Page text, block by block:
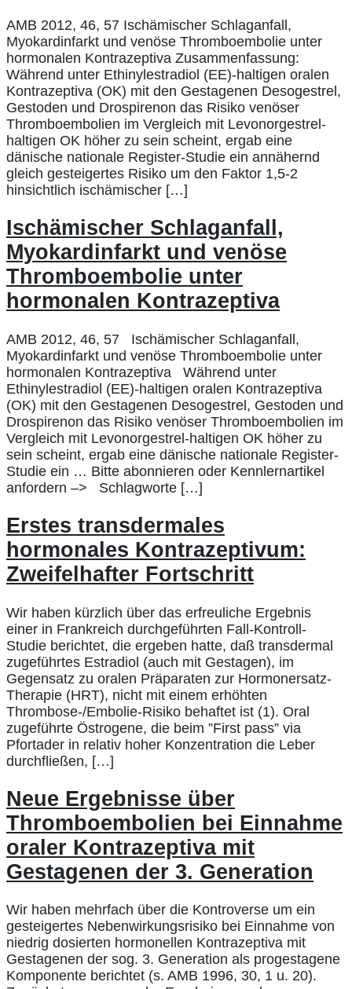
AMB 2012, 46, 57 Ischämischer Schlaganfall,
Myokardinfarkt und venöse Thromboembolie unter
hormonalen Kontrazeptiva Zusammenfassung:
Während unter Ethinylestradiol (EE)-haltigen oralen
Kontrazeptiva (OK) mit den Gestagenen Desogestrel,
Gestoden und Drospirenon das Risiko venöser
Thromboembolien im Vergleich mit Levonorgestrel-
haltigen OK höher zu sein scheint, ergab eine
dänische nationale Register-Studie ein annähernd
gleich gesteigertes Risiko um den Faktor 1,5-2
hinsichtlich ischämischer […]
Ischämischer Schlaganfall,
Myokardinfarkt und venöse
Thromboembolie unter
hormonalen Kontrazeptiva
AMB 2012, 46, 57 Ischämischer Schlaganfall,
Myokardinfarkt und venöse Thromboembolie unter
hormonalen Kontrazeptiva Während unter
Ethinylestradiol (EE)-haltigen oralen Kontrazeptiva
(OK) mit den Gestagenen Desogestrel, Gestoden und
Drospirenon das Risiko venöser Thromboembolien im
Vergleich mit Levonorgestrel-haltigen OK höher zu
sein scheint, ergab eine dänische nationale Register-
Studie ein … Bitte abonnieren oder Kennlernartikel
anfordern –> Schlagworte […]
Erstes transdermales
hormonales Kontrazeptivum:
Zweifelhafter Fortschritt
Wir haben kürzlich über das erfreuliche Ergebnis
einer in Frankreich durchgeführten Fall-Kontroll-
Studie berichtet, die ergeben hatte, daß transdermal
zugeführtes Estradiol (auch mit Gestagen), im
Gegensatz zu oralen Präparaten zur Hormonersatz-
Therapie (HRT), nicht mit einem erhöhten
Thrombose-/Embolie-Risiko behaftet ist (1). Oral
zugeführte Östrogene, die beim ”First pass” via
Pfortader in relativ hoher Konzentration die Leber
durchfließen, […]
Neue Ergebnisse über
Thromboembolien bei Einnahme
oraler Kontrazeptiva mit
Gestagenen der 3. Generation
Wir haben mehrfach über die Kontroverse um ein
gesteigertes Nebenwirkungsrisiko bei Einnahme von
niedrig dosierten hormonellen Kontrazeptiva mit
Gestagenen der sog. 3. Generation als progestagene
Komponente berichtet (s. AMB 1996, 30, 1 u. 20).